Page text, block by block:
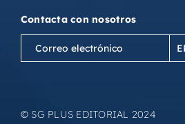
Contacta con nosotros
Correo
electrónico
© SG PLUS EDITORIAL 2024